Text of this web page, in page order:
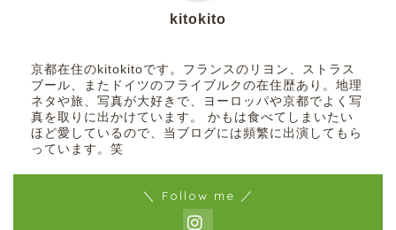
kitokito
京都在住のkitokitoです。フランスのリヨン、ストラス
ブール、またドイツのフライブルクの在住歴あり。地理
ネタや旅、写真が大好きで、ヨーロッパや京都でよく写
真を取りに出かけています。 かもは食べてしまいたい
ほど愛しているので、当ブログには頻繁に出演してもら
っています。笑
＼ Follow me ／